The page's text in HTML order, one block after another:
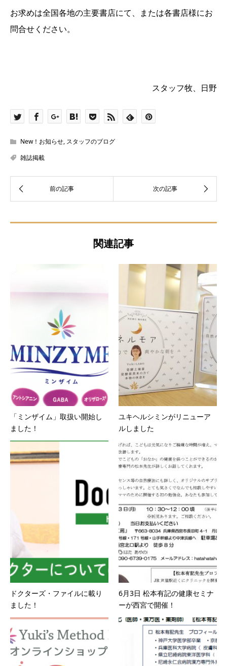
お求めは全国各地の主要書店にて、または各書店様にお
問合せください。
スタッフ牧、日野
New！お知らせ, スタッフのブログ
雑誌掲載
関連記事
「ミンザイム」取扱い開始し
ました！
ユキヘルシミンがリニューア
ルしました
ドクターズ・ファイルに載り
ました！
6月3日 松本有記の健康セミナ
ーが西宮で開催！